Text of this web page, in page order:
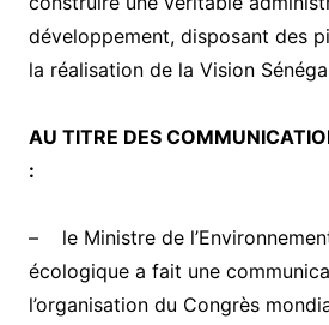
développement, disposant des
la réalisation de la Vision
AU TITRE DES
:
– le Ministre de
écologique a fait une
l’organisation du Congrès